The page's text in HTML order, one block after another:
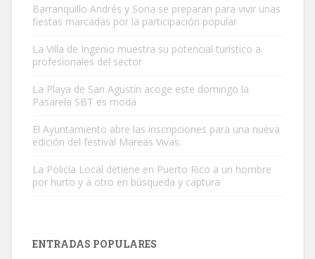
Este gato macho ha aparecido en la calle hace menos de un mes,
Leales.org » Gran Canaria
9.7.2025
Adopción urgente
Barranquillo Andrés y Soria se preparan para vivir unas
fiestas marcadas por la participación popular
La Villa de Ingenio muestra su potencial turístico a
profesionales del sector
La Playa de San Agustín acoge este domingo la
Pasarela SBT es moda
El Ayuntamiento abre las inscripciones para una nueva
edición del festival Mareas Vivas.
La Policía Local detiene en Puerto Rico a un hombre
por hurto y a otro en búsqueda y captura
ENTRADAS POPULARES